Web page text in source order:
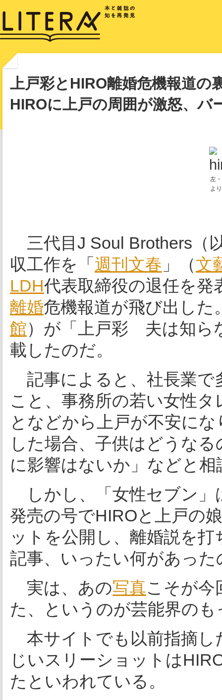
上戸彩とHIRO離婚危機報道の
HIROに上戸の周囲が激怒、バ
左
よ
三代目J Soul Brothers（
収工作を「 週刊文春 」（文
LDH代表取締役の退任を発
離婚危機報道が飛び出した
館）が「上戸彩 夫は知ら
載したのだ。
記事によると、社長業で
こと、事務所の若い女性
となどから上戸が不安に
した場合、子供はどうなる
に影響はないか」などと
しかし、「女性セブン」
発売の号でHIROと上戸の
ットを公開し、離婚説を
記事、いったい何があった
実は、あの写真こそが今
た、というのが芸能界の
本サイトでも以前指摘し
じいスリーショットは
たといわれている。